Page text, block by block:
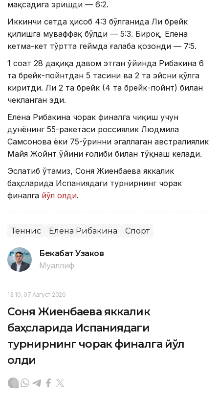
мақсадига эришди — 6:2.
Иккинчи сетда ҳисоб 4:3 бўлганида Ли брейк
қилишга муваффақ бўлди — 5:3. Бироқ, Елена
кетма-кет тўртта геймда ғалаба қозонди — 7:5.
1 соат 28 дақиқа давом этган ўйинда Рибакина 6
та брейк-пойнтдан 5 тасини ва 2 та эйсни қўлга
киритди. Ли 2 та брейк (4 та брейк-пойнт) билан
чекланган эди.
Елена Рибакина чорак финалга чиқиш учун
дунёнинг 55-ракетаси россиялик Людмила
Самсонова ёки 75-ўринни эгаллаган австралиялик
Майя Жойнт ўйини ғолиби билан тўқнаш келади.
Эслатиб ўтамиз, Соня Жиенбаева яккалик
баҳсларида Испаниядаги турнирнинг чорак
финалга йўл олди.
Теннис Елена Рибакина Спорт
Бекабат Узаков
Муаллиф
13:10, 07 Август 2026
Соня Жиенбаева яккалик
баҳсларида Испаниядаги
турнирнинг чорак финалга йўл
олди